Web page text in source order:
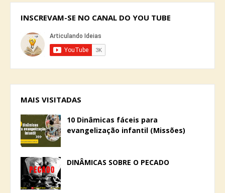
INSCREVAM-SE NO CANAL DO YOU TUBE
MAIS VISITADAS
10 Dinâmicas fáceis para
evangelização infantil (Missões)
DINÂMICAS SOBRE O PECADO